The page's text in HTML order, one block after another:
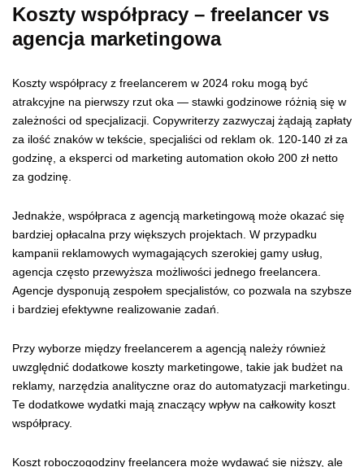
Koszty współpracy – freelancer vs
agencja marketingowa
Koszty współpracy z freelancerem w 2024 roku mogą być
atrakcyjne na pierwszy rzut oka — stawki godzinowe różnią się w
zależności od specjalizacji. Copywriterzy zazwyczaj żądają zapłaty
za ilość znaków w tekście, specjaliści od reklam ok. 120-140 zł za
godzinę, a eksperci od marketing automation około 200 zł netto
za godzinę.
Jednakże, współpraca z agencją marketingową może okazać się
bardziej opłacalna przy większych projektach. W przypadku
kampanii reklamowych wymagających szerokiej gamy usług,
agencja często przewyższa możliwości jednego freelancera.
Agencje dysponują zespołem specjalistów, co pozwala na szybsze
i bardziej efektywne realizowanie zadań.
Przy wyborze między freelancerem a agencją należy również
uwzględnić dodatkowe koszty marketingowe, takie jak budżet na
reklamy, narzędzia analityczne oraz do automatyzacji marketingu.
Te dodatkowe wydatki mają znaczący wpływ na całkowity koszt
współpracy.
Koszt roboczogodziny freelancera może wydawać się niższy, ale